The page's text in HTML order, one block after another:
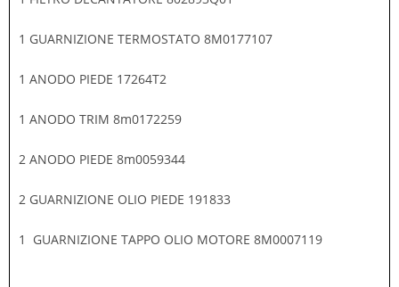
1 GUARNIZIONE TERMOSTATO 8M0177107
1 ANODO PIEDE 17264T2
1 ANODO TRIM 8m0172259
2 ANODO PIEDE 8m0059344
2 GUARNIZIONE OLIO PIEDE 191833
1 GUARNIZIONE TAPPO OLIO MOTORE 8M0007119